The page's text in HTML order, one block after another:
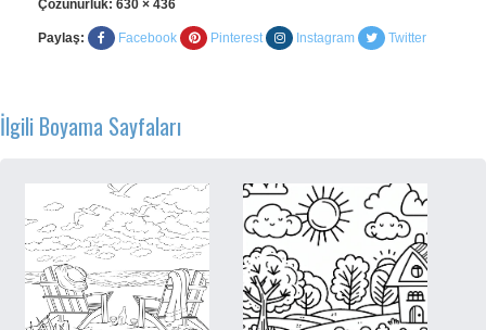
Çözünürlük: 630 × 436
Paylaş: Facebook Pinterest Instagram Twitter
İlgili Boyama Sayfaları